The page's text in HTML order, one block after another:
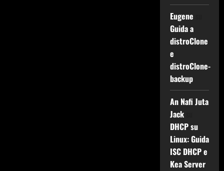
Eugene
Guida a
distroClone
e
distroClone-
backup
An Nafi Juta
Jacksu
DHCP su
Linux: Guida
ISC DHCP e
Kea Server